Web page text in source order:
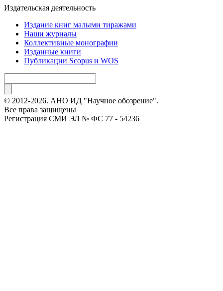
Издательская деятельность
Издание книг малыми тиражами
Наши журналы
Коллективные монографии
Изданные книги
Публикации Scopus и WOS
© 2012-2026. АНО ИД "Научное обозрение".
Все права защищены
Регистрация СМИ ЭЛ № ФС 77 - 54236